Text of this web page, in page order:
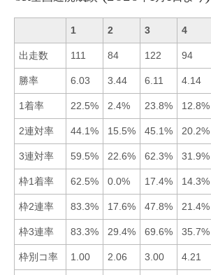
1 2 3 4
出走数 111 84 122 94
勝率 6.03 3.44 6.11 4.14
1着率 22.5% 2.4% 23.8% 12.8%
2連対率 44.1% 15.5% 45.1% 20.2%
3連対率 59.5% 22.6% 62.3% 31.9%
枠1着率 62.5% 0.0% 17.4% 14.3%
枠2連率 83.3% 17.6% 47.8% 21.4%
枠3連率 83.3% 29.4% 69.6% 35.7%
枠別コ率 1.00 2.06 3.00 4.21